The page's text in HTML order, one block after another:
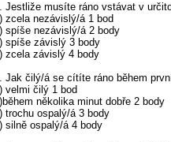
Jestliže musíte ráno vstávat v
zcela nezávislý/á 1 bod
spíše nezávislý/á 2 body
spíše závislý 3 body
zcela závislý 4 body
Jak čilý/á se cítíte ráno během
velmi čilý 1 bod
několika minut dobře 2 body
trochu ospalý/á 3 body
silně ospalý/á 4 body